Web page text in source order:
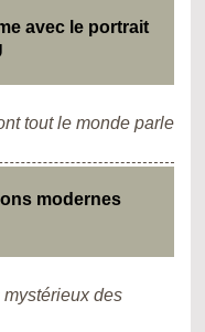
avec le portrait
tout le monde parle
modernes
des